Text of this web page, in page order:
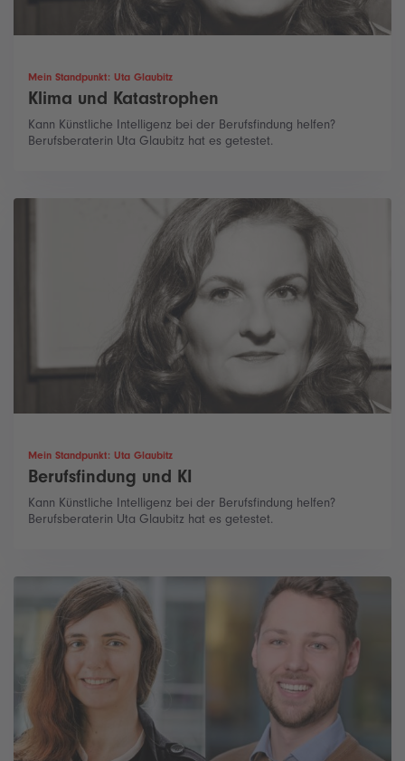
Mein Standpunkt: Uta Glaubitz
Klima und Katastrophen
Kann Künstliche Intelligenz bei der Berufsfindung helfen?
Berufsberaterin Uta Glaubitz hat es getestet.
Mein Standpunkt: Uta Glaubitz
Berufsfindung und KI
Kann Künstliche Intelligenz bei der Berufsfindung helfen?
Berufsberaterin Uta Glaubitz hat es getestet.